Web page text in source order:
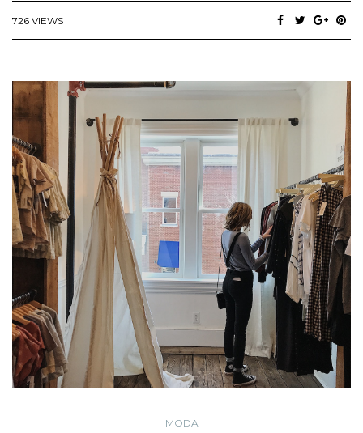
726 VIEWS
MODA